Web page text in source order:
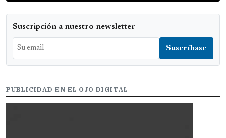
Suscripción a nuestro newsletter
PUBLICIDAD EN EL OJO DIGITAL